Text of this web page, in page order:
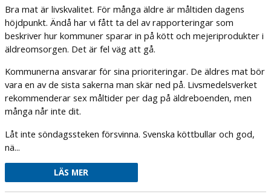
Bra mat är livskvalitet. För många äldre är måltiden dagens
höjdpunkt. Ändå har vi fått ta del av rapporteringar som
beskriver hur kommuner sparar in på kött och mejeriprodukter i
äldreomsorgen. Det är fel väg att gå.
Kommunerna ansvarar för sina prioriteringar. De äldres mat bör
vara en av de sista sakerna man skär ned på. Livsmedelsverket
rekommenderar sex måltider per dag på äldreboenden, men
många når inte dit.
Låt inte söndagssteken försvinna. Svenska köttbullar och god,
nä...
LÄS MER